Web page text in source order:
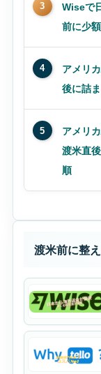
3
Wiseで
前に少
4
アメリ
後に詰
5
アメリ
渡米直
順
渡米前に整